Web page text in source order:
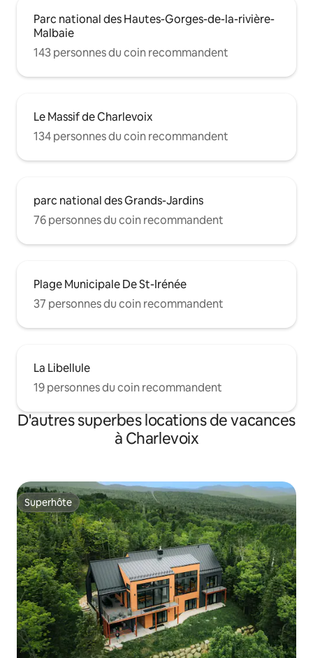
Parc national des Hautes-Gorges-de-la-rivière-
Malbaie
143 personnes du coin recommandent
Le Massif de Charlevoix
134 personnes du coin recommandent
parc national des Grands-Jardins
76 personnes du coin recommandent
Plage Municipale De St-Irénée
37 personnes du coin recommandent
La Libellule
19 personnes du coin recommandent
D'autres superbes locations de vacances
à Charlevoix
Superhôte
Superhôte